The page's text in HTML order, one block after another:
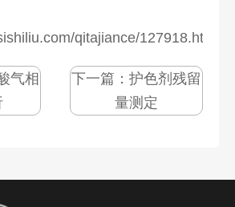
qitajiance/127918.html
气相
下一篇：护色剂残留
量测定